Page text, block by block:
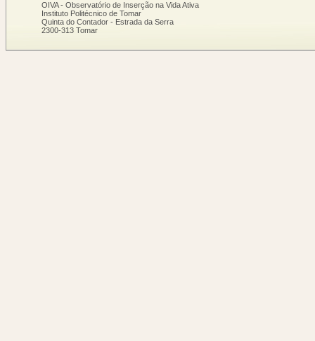
OIVA - Observatório de Inserção na Vida Ativa
Instituto Politécnico de Tomar
Quinta do Contador - Estrada da Serra
2300-313 Tomar